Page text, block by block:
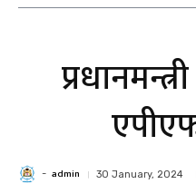
- admin 30 January, 2024